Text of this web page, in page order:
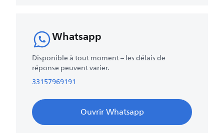
Whatsapp
Disponible à tout moment – les délais de
réponse peuvent varier.
33157969191
Ouvrir Whatsapp